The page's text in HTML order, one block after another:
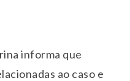
informa que
ao caso e